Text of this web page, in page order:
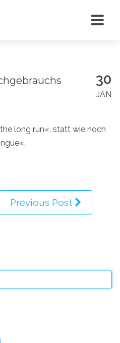
30
JAN
long run«, statt wie noch
Previous Post